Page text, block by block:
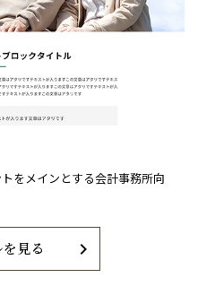
をメインとする会計事務所向
見る chevron_right